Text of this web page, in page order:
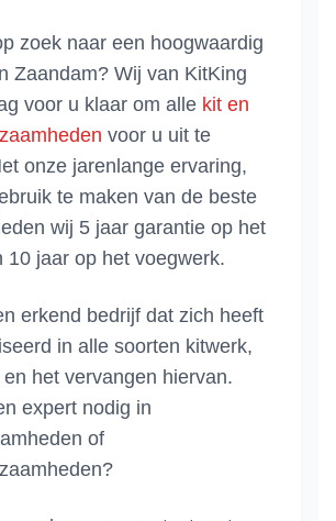
zoek naar een hoogwaardig
Zaandam? Wij van KitKing
voor u klaar om alle kit en
voor u uit te
onze jarenlange ervaring,
te maken van de beste
wij 5 jaar garantie op het
10 jaar op het voegwerk.
erkend bedrijf dat zich heeft
in alle soorten kitwerk,
het vervangen hiervan.
expert nodig in
of